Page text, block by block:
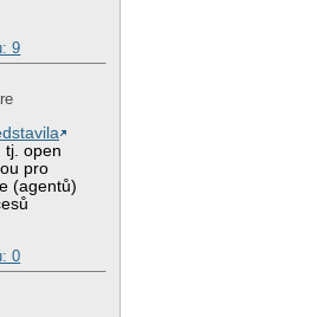
9
tj. open
pro
(agentů)
0